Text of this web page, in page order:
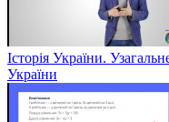
Історія України.
України